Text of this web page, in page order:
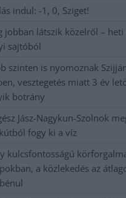
indul: -1, 0, Sziget!
jobban látszik közelről –
sajtóból
szinten is nyomoznak
vesztegetés miatt 3 év
botrány
Jász-Nagykun-Szolnok
fogy ki a víz
kulcsfontosságú
a közlekedés az